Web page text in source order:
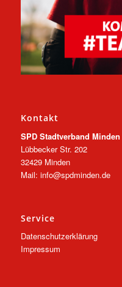
Kontakt
SPD Stadtverband Minden
Lübbecker Str. 202
32429 Minden
Mail: info@spdminden.de
Service
Datenschutzerklärung
Impressum